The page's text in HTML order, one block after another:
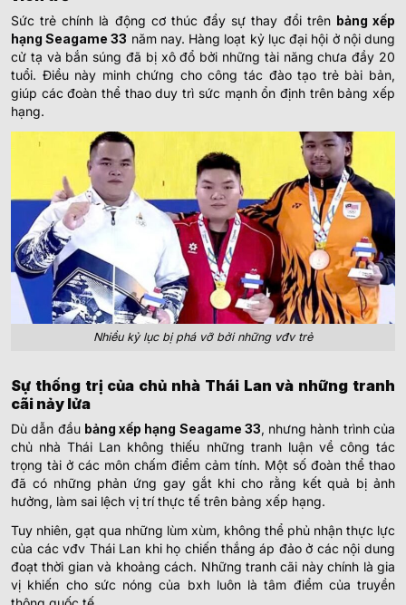
Sức trẻ chính là động cơ thúc đẩy sự thay đổi trên bảng xếp
hạng Seagame 33 năm nay. Hàng loạt kỷ lục đại hội ở nội dung
cử tạ và bắn súng đã bị xô đổ bởi những tài năng chưa đầy 20
tuổi. Điều này minh chứng cho công tác đào tạo trẻ bài bản,
giúp các đoàn thể thao duy trì sức mạnh ổn định trên bảng xếp
hạng.
Nhiều kỷ lục bị phá vỡ bởi những vđv trẻ
Sự thống trị của chủ nhà Thái Lan và những tranh
cãi nảy lửa
Dù dẫn đầu bảng xếp hạng Seagame 33, nhưng hành trình của
chủ nhà Thái Lan không thiếu những tranh luận về công tác
trọng tài ở các môn chấm điểm cảm tính. Một số đoàn thể thao
đã có những phản ứng gay gắt khi cho rằng kết quả bị ảnh
hưởng, làm sai lệch vị trí thực tế trên bảng xếp hạng.
Tuy nhiên, gạt qua những lùm xùm, không thể phủ nhận thực lực
của các vđv Thái Lan khi họ chiến thắng áp đảo ở các nội dung
đoạt thời gian và khoảng cách. Những tranh cãi này chính là gia
vị khiến cho sức nóng của bxh luôn là tâm điểm của truyền